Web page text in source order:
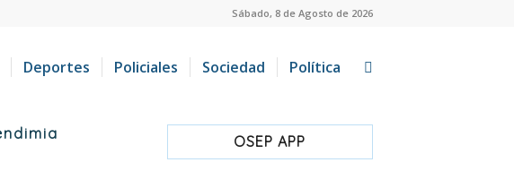
Sábado, 8 de Agosto de 2026
Deportes Policiales Sociedad Política
OSEP APP